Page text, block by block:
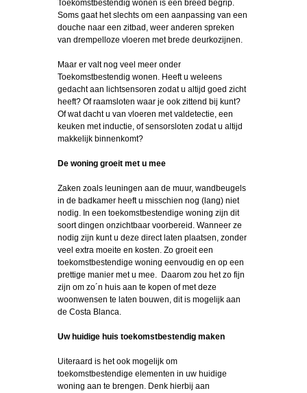
Toekomstbestendig wonen is een breed begrip.
Soms gaat het slechts om een aanpassing van een
douche naar een zitbad, weer anderen spreken
van drempelloze vloeren met brede deurkozijnen.
Maar er valt nog veel meer onder
Toekomstbestendig wonen. Heeft u weleens
gedacht aan lichtsensoren zodat u altijd goed zicht
heeft? Of raamsloten waar je ook zittend bij kunt?
Of wat dacht u van vloeren met valdetectie, een
keuken met inductie, of sensorsloten zodat u altijd
makkelijk binnenkomt?
De woning groeit met u mee
Zaken zoals leuningen aan de muur, wandbeugels
in de badkamer heeft u misschien nog (lang) niet
nodig. In een toekomstbestendige woning zijn dit
soort dingen onzichtbaar voorbereid. Wanneer ze
nodig zijn kunt u deze direct laten plaatsen, zonder
veel extra moeite en kosten. Zo groeit een
toekomstbestendige woning eenvoudig en op een
prettige manier met u mee. Daarom zou het zo fijn
zijn om zo´n huis aan te kopen of met deze
woonwensen te laten bouwen, dit is mogelijk aan
de Costa Blanca.
Uw huidige huis toekomstbestendig maken
Uiteraard is het ook mogelijk om
toekomstbestendige elementen in uw huidige
woning aan te brengen. Denk hierbij aan